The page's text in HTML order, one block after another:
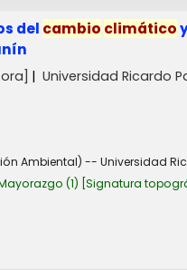
del cambio climático
Universidad Ricardo
Ambiental) -- Universidad
(1) Signatura